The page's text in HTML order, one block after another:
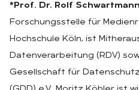
*Prof. Dr. Rolf Schwartmann
Forschungsstelle für
Hochschule Köln, ist
Datenverarbeitung (RDV)
Gesellschaft für